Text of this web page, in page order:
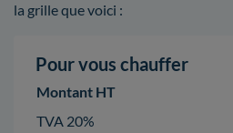
la grille que voici :
Pour vous chauffer
Montant HT
TVA 20%